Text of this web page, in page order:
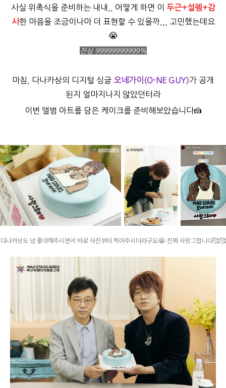
사실 위촉식을 준비하는 내내,, 어떻게 하면 이 두근+설렘+감
사한 마음을 조금이나마 더 표현할 수 있을까,,, 고민했는데요
😭
진심 99999999999%
마침, 다나카상의 디지털 싱글 오네가이(O-NE GUY)가 공개
된지 얼마지나지 않았던터라
이번 앨범 아트를 담은 케이크를 준비해보았습니다🍰
다나카상도 넘 좋아해주시면서 바로 사진부터 찍어주시더라구요😭 진짜 사랑그합니다🥰🥰